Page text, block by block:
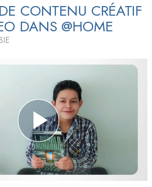
CONTENU CRÉATIF
DANS @HOME